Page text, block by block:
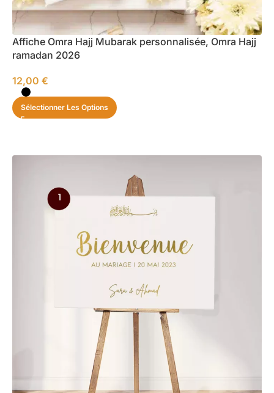
Affiche Omra Hajj Mubarak personnalisée, Omra Hajj
ramadan 2026
12,00 €
Sélectionner Les Options